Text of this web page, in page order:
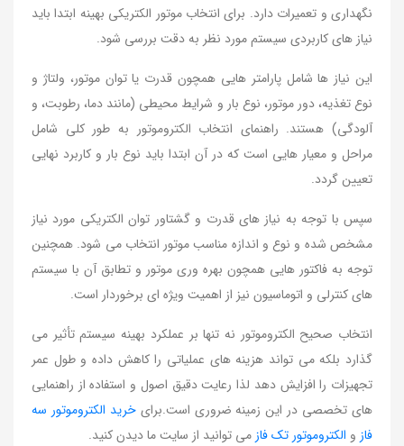
نگهداری و تعمیرات دارد. برای انتخاب موتور الکتریکی بهینه ابتدا باید
نیاز های کاربردی سیستم مورد نظر به دقت بررسی شود.
این نیاز ها شامل پارامتر هایی همچون قدرت یا توان موتور، ولتاژ و
نوع تغذیه، دور موتور، نوع بار و شرایط محیطی (مانند دما، رطوبت، و
آلودگی) هستند. راهنمای انتخاب الکتروموتور به طور کلی شامل
مراحل و معیار هایی است که در آن ابتدا باید نوع بار و کاربرد نهایی
تعیین گردد.
سپس با توجه به نیاز های قدرت و گشتاور توان الکتریکی مورد نیاز
مشخص شده و نوع و اندازه مناسب موتور انتخاب می شود. همچنین
توجه به فاکتور هایی همچون بهره وری موتور و تطابق آن با سیستم
های کنترلی و اتوماسیون نیز از اهمیت ویژه ای برخوردار است.
انتخاب صحیح الکتروموتور نه تنها بر عملکرد بهینه سیستم تأثیر می
گذارد بلکه می تواند هزینه های عملیاتی را کاهش داده و طول عمر
تجهیزات را افزایش دهد لذا رعایت دقیق اصول و استفاده از راهنمایی
های تخصصی در این زمینه ضروری است.برایخرید الکتروموتور سه
فاز و الکتروموتور تک فاز می توانید از سایت ما دیدن کنید.